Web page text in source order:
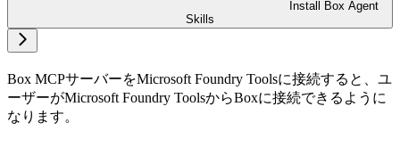
Install Box Agent
Skills
Box MCPサーバーをMicrosoft Foundry Toolsに接続すると、ユ
ーザーがMicrosoft Foundry ToolsからBoxに接続できるように
なります。